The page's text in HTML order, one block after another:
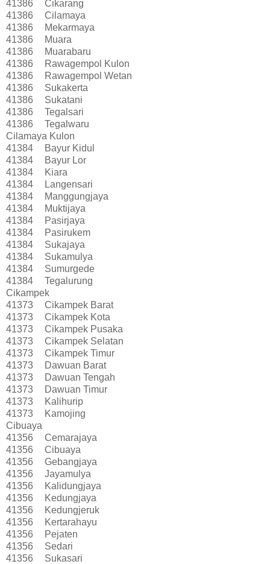
41386
Cikarang
41386
Cilamaya
41386
Mekarmaya
41386
Muara
41386
Muarabaru
41386
Rawagempol Kulon
41386
Rawagempol Wetan
41386
Sukakerta
41386
Sukatani
41386
Tegalsari
41386
Tegalwaru
Cilamaya Kulon
41384
Bayur Kidul
41384
Bayur Lor
41384
Kiara
41384
Langensari
41384
Manggungjaya
41384
Muktijaya
41384
Pasirjaya
41384
Pasirukem
41384
Sukajaya
41384
Sukamulya
41384
Sumurgede
41384
Tegalurung
Cikampek
41373
Cikampek Barat
41373
Cikampek Kota
41373
Cikampek Pusaka
41373
Cikampek Selatan
41373
Cikampek Timur
41373
Dawuan Barat
41373
Dawuan Tengah
41373
Dawuan Timur
41373
Kalihurip
41373
Kamojing
Cibuaya
41356
Cemarajaya
41356
Cibuaya
41356
Gebangjaya
41356
Jayamulya
41356
Kalidungjaya
41356
Kedungjaya
41356
Kedungjeruk
41356
Kertarahayu
41356
Pejaten
41356
Sedari
41356
Sukasari